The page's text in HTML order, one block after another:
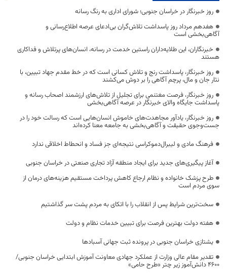
روز خبرنگار در خراسان جنوبی؛ شورای اداری به رنگ رسانه
هفدهم مرداد روز پاسداشت تلاش‌گران بی‌ادعای عرصه اطلاع‌رسانی و
آگاهی‌بخشی است
خبرنگاران، این طلایه‌داران راستین خدمت در رسانه، انسان‌های پرتلاش و فداکاری
هستند
روز خبرنگار، پاسداشت رنج و تلاش کسانی است که در خط مقدم جهاد تبیین، با
نثار جان و مال، پرچم آگاهی را بر دوش می‌کشند
روز خبرنگار، فرصت مغتنمی برای تجلیل از تلاش‌های ارزشمند اصحاب رسانه و
پاسداشت جایگاه والای خبرنگار در عرصه آگاهی‌بخشی
روز خبرنگار، یادآور مجاهدت‌های خاموش انسان‌هایی است که رسالت خود را در
جست‌وجوی حقیقت و آگاهی‌بخشی به جامعه معنا کرده‌اند
فرهنگ مادی و لیبرال‌دموکراسی نتیجه‌ای جز فساد و انحطاط اخلاقی ندارد
آغاز پیگیری‌های جدید برای ایجاد منطقه آزاد تجاری صنعتی در خراسان جنوبی
طرح پزشک خانواده و نظام ارجاع کاهش پرداخت مستقیم هزینه‌های درمان از
سوی مردم است
سخت‌ترین شرایط پس از انقلاب را با اتکای به مردم پشت سر گذاشتیم
هفته دولت بهترین فرصت برای تبیین خدمات نظام و دولت
یشتازی خراسان جنوبی در پرونده ثبت جهانی آسبادها
تقدیر مقام عالی وزارت از عملکرد جهادی معاونت آموزش ابتدایی خراسان جنوبی/
۴۶۰۰ دانش‌آموز زیر چتر «طرح حامی»